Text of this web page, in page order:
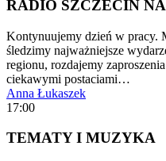
RADIO SZCZECIN
Kontynuujemy dzień w pracy.
śledzimy najważniejsze
regionu, rozdajemy
ciekawymi postaciami…
Anna Łukaszek
17:00
TEMATY I MUZYKA